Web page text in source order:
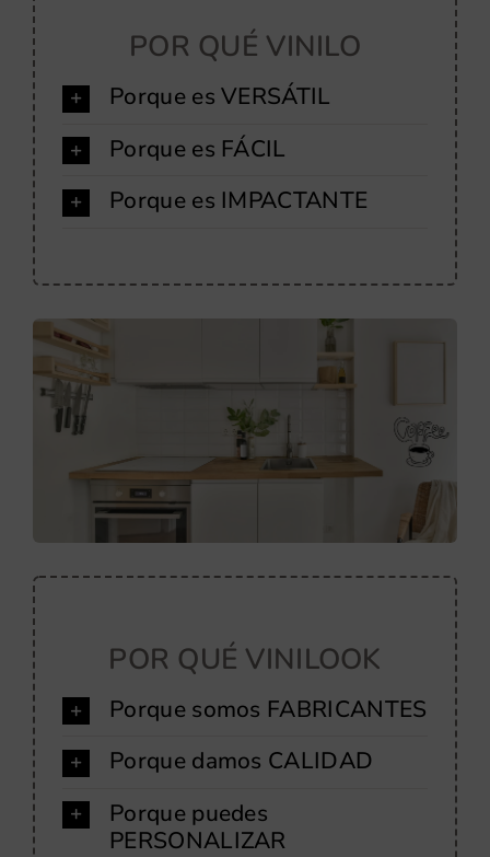
POR QUÉ VINILO
Porque es VERSÁTIL
Porque es FÁCIL
Porque es IMPACTANTE
POR QUÉ VINILOOK
Porque somos FABRICANTES
Porque damos CALIDAD
Porque puedes
PERSONALIZAR